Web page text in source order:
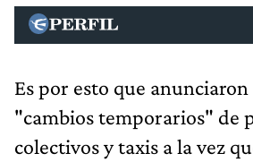
Es por esto que
"cambios temporarios" de
colectivos y taxis a la vez